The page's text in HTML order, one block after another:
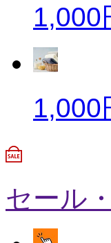
1,000
1,000
セール